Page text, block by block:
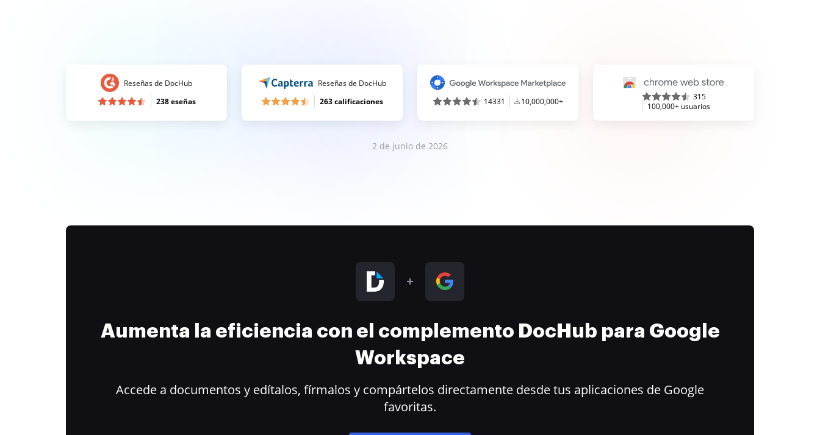
Reseñas de DocHub
238 eseñas
Reseñas de DocHub
263 calificaciones
14331 10,000,000+
315
100,000+ usuarios
2 de junio de 2026
Aumenta la eficiencia con el complemento DocHub para Google
Workspace
Accede a documentos y edítalos, fírmalos y compártelos directamente desde tus aplicaciones de Google
favoritas.